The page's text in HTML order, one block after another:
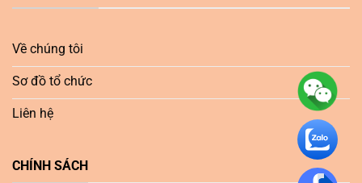
Về chúng tôi
Sơ đồ tổ chức
Liên hệ
CHÍNH SÁCH